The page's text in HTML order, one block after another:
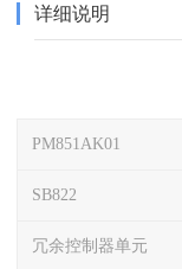
详细说明
PM851AK01
SB822
冗余控制器单元